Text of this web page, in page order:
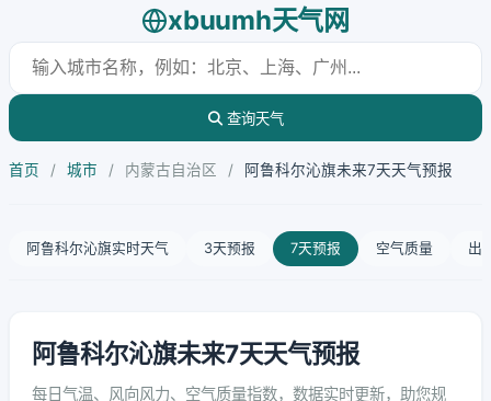
xbuumh天气网
查询天气
首页 / 城市 / 内蒙古自治区 / 阿鲁科尔沁旗未来7天天气预报
阿鲁科尔沁旗实时天气 3天预报 7天预报 空气质量 出
阿鲁科尔沁旗未来7天天气预报
每日气温、风向风力、空气质量指数，数据实时更新，助您规